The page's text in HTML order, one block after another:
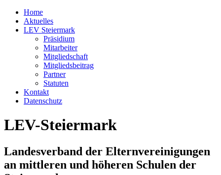
Home
Aktuelles
LEV Steiermark
Präsidium
Mitarbeiter
Mitgliedschaft
Mitgliedsbeitrag
Partner
Statuten
Kontakt
Datenschutz
LEV-Steiermark
Landesverband der Elternvereinigungen
an mittleren und höheren Schulen der